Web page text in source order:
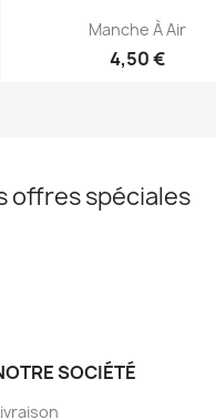
Aperçu rapide
Manche À Air
4,50 €
offres spéciales
SOCIÉTÉ